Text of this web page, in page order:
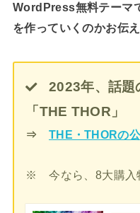
WordPress無料テーマ
を作っていくのかお伝
2023年、話題
「THE THOR」
⇒ THE・THORの
※ 今なら、8大購入